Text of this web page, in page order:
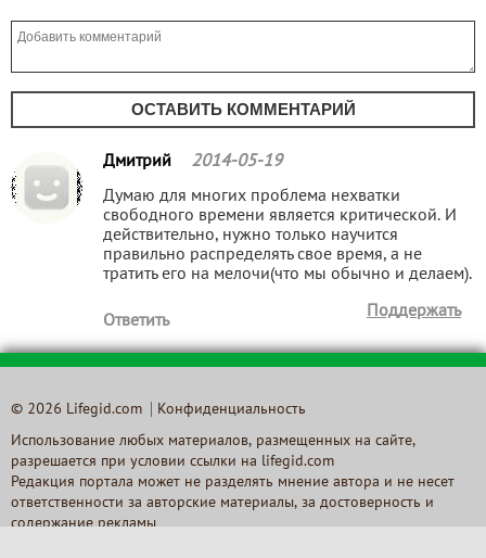
ОСТАВИТЬ КОММЕНТАРИЙ
Дмитрий 2014-05-19
Думаю для многих проблема нехватки
свободного времени является критической. И
действительно, нужно только научится
правильно распределять свое время, а не
тратить его на мелочи(что мы обычно и делаем).
Ответить
Поддержать
© 2026 Lifegid.com Конфиденциальность
Использование любых материалов, размещенных на сайте,
разрешается при условии ссылки на lifegid.com
Редакция портала может не разделять мнение автора и не несет
ответственности за авторские материалы, за достоверность и
содержание рекламы